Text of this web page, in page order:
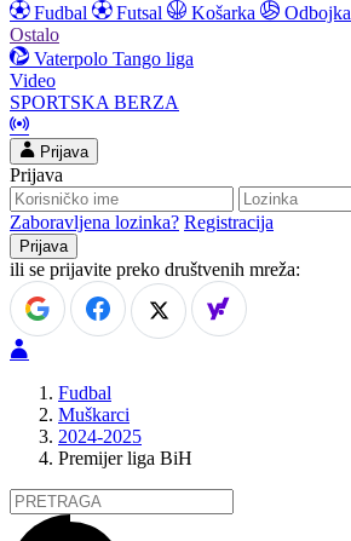
Fudbal
Futsal Košarka Odbojka
Ostalo
Vaterpolo Tango liga
Video
SPORTSKA BERZA
Prijava
Prijava
Zaboravljena lozinka? Registracija
ili se prijavite preko društvenih mreža:
Fudbal
Muškarci
2024-2025
Premijer liga BiH